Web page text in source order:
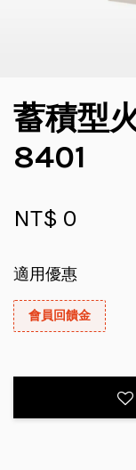
蓄積型
8401
NT$ 0
適用優惠
會員回饋金